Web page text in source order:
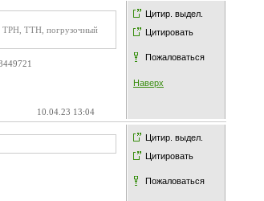
Цитир. выдел.
Цитировать
Пожаловаться
Наверх
ТРН, ТТН, погрузочный
10.04.23 13:04
Цитир. выдел.
Цитировать
Пожаловаться